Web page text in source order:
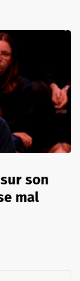
son
mal